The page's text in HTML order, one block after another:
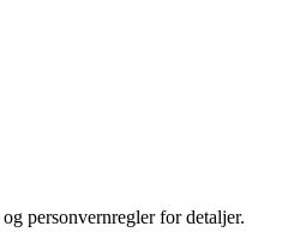
personvernregler for detaljer.